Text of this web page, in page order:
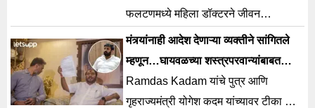
फलटणमध्ये महिला डॉक्टरने जीवन
संपवल्याची घटना घडली. त्यानंतर या
डॉक्टरच्या भावाने खळबळजनक आरोप केले
आहेत.
मंत्र्यांनाही आदेश देणाऱ्या व्यक्तीने सांगितले
म्हणून…घायवळच्या शस्त्रपरवान्यांबाबत
रामदास कदमांचा गंभीर आरोप
Ramdas Kadam यांचे पुत्र आणि
गृहराज्यमंत्री योगेश कदम यांच्यावर टीका होत